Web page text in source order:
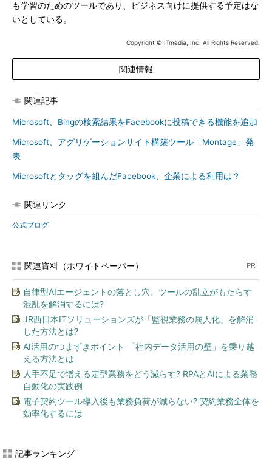
も学習のためのツールであり、ビジネス向けに提供する予定はな
いとしている。
Copyright © ITmedia, Inc. All Rights Reserved.
関連情報
関連記事
Microsoft、Bingの検索結果をFacebookに投稿できる機能を追加
Microsoft、アグリゲーションサイト構築ツール「Montage」発
表
Microsoftとタッグを組んだFacebook、企業による利用は？
関連リンク
公式ブログ
関連資料（ホワイトペーパー） PR
自律型AIエージェントの落とし穴、ツールの乱立がもたらす
混乱を解消するには?
JR西日本ITソリューションズが「監視業務の属人化」を解消
した方法とは?
AI活用のつまずきポイント 「社内データ活用の壁」を乗り越
える方法とは
人手不足で増える定型業務をどう減らす? RPAとAIによる業務
自動化の実践例
電子契約ツール導入後も業務負荷が減らない? 契約業務全体を
効率化するには
記事ランキング